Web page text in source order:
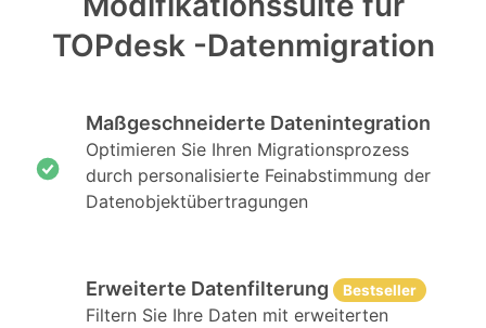
TOPdesk -Datenmigration
Maßgeschneiderte Datenintegration
Optimieren Sie Ihren Migrationsprozess
durch personalisierte Feinabstimmung der
Datenobjektübertragungen
Erweiterte Datenfilterung Bestseller
Filtern Sie Ihre Daten mit erweiterten